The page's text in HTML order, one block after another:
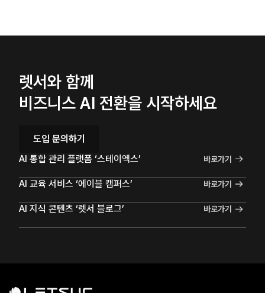
렛서와 함께
비즈니스 AI 전환을 시작하세요
도입 문의하기
AI 통합 관리 플랫폼 ‘스테이엑스’
바로가기
AI 교육 서비스 ‘에이블 캠퍼스’ 바로가기
AI 지식 콘텐츠 ‘렛서 블로그’ 바로가기